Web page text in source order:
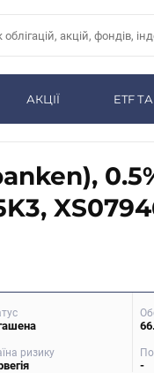
АКЦІЇ ETF
ризику
-